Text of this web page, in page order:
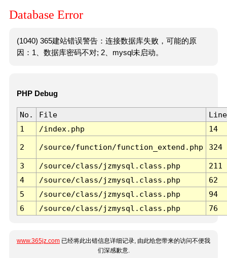
Database Error
(1040) 365建站错误警告：连接数据库失败，可能的原
因：1、数据库密码不对; 2、mysql未启动。
PHP Debug
No. File
Line
1
/index.php 14
2 /source/function/function_extend.php 324
3 /source/class/jzmysql.class.php
211
4
/source/class/jzmysql.class.php
62
5
/source/class/jzmysql.class.php
94
6
/source/class/jzmysql.class.php 76
www.365jz.com 已经将此出错信息详细记录, 由此给您带来的访问不便我
们深感歉意.